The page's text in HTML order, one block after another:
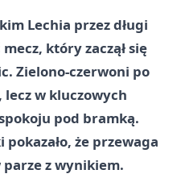
Lechia przez długi
który zaczął się
Zielono-czerwoni po
w kluczowych
pod bramką.
pokazało, że przewaga
parze z wynikiem.